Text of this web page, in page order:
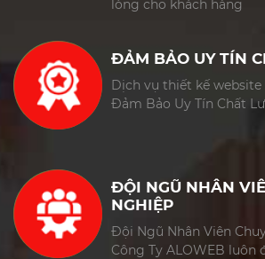
lòng cho khách hàng
ĐẢM BẢO UY TÍN
Dịch vụ thiết kế website
Đảm Bảo Uy Tín Chất
ĐỘI NGŨ NHÂN
NGHIỆP
Đội Ngũ Nhân Viên
Công Ty ALOWEB luôn